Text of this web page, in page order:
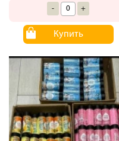
- +
Купить